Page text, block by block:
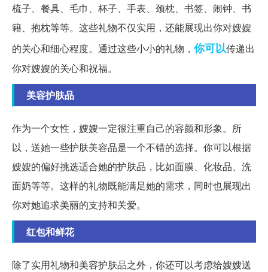
梳子、餐具、毛巾、杯子、手表、颈枕、书签、闹钟、书
籍、抱枕等等。这些礼物不仅实用，还能展现出你对嫂嫂
的关心和细心程度。通过这些小小的礼物，你可以传递出
你对嫂嫂的关心和祝福。
美容护肤品
作为一个女性，嫂嫂一定很注重自己的容颜和形象。所
以，送她一些护肤美容品是一个不错的选择。你可以根据
嫂嫂的偏好挑选适合她的护肤品，比如面膜、化妆品、洗
面奶等等。这样的礼物既能满足她的需求，同时也展现出
你对她追求美丽的支持和关爱。
红包和鲜花
除了实用礼物和美容护肤品之外，你还可以考虑给嫂嫂送